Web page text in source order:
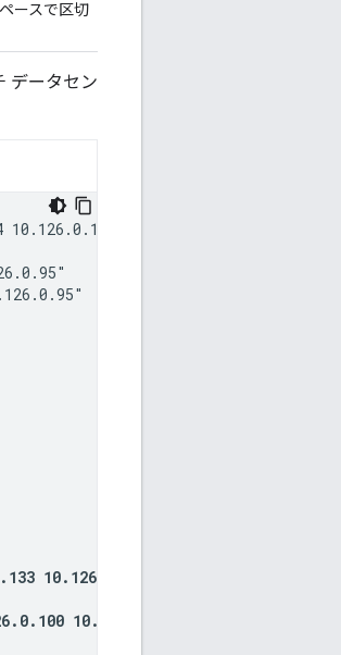
ースで区切
データセン
10.126.0.105
10.126.0.104"
10.126.0.112"